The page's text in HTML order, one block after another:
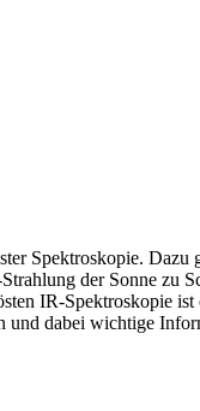
Spektroskopie.
der Sonne zu
IR-Spektroskopie ist
dabei wichtige